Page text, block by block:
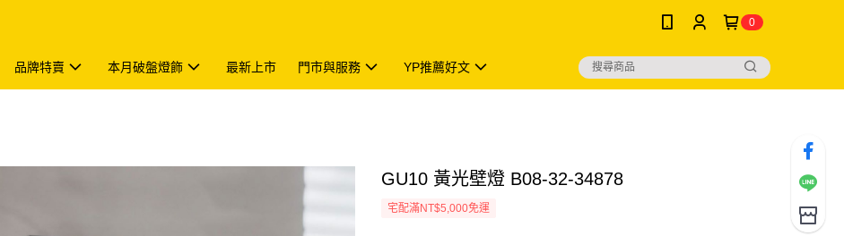
0
品牌特賣 本月破盤燈飾 最新上市 門市與服務 YP推薦好文
GU10 黃光壁燈 B08-32-34878
宅配滿NT$5,000免運